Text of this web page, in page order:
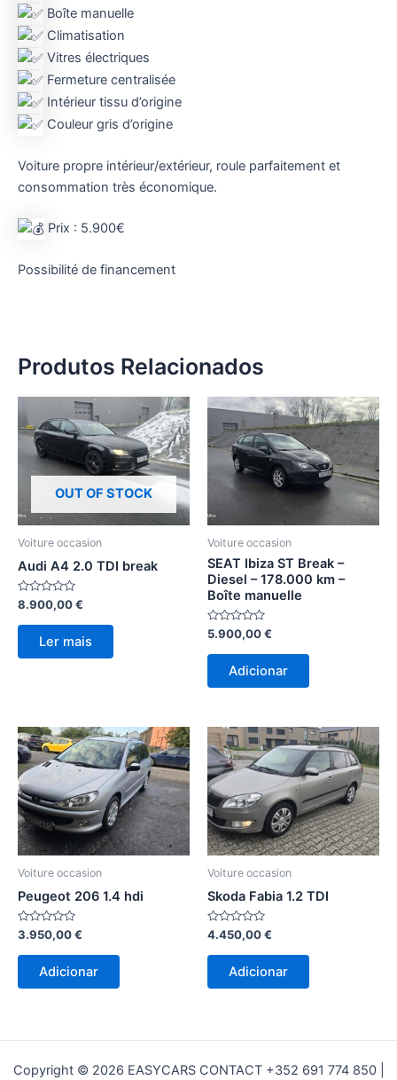
Boîte manuelle
Climatisation
Vitres électriques
Fermeture centralisée
Intérieur tissu d’origine
Couleur gris d’origine
Voiture propre intérieur/extérieur, roule parfaitement et
consommation très économique.
Prix : 5.900€
Possibilité de financement
Produtos Relacionados
OUT OF STOCK
Voiture occasion
Audi A4 2.0 TDI break
Avaliação
de
8.900,00€
Ler mais
Voiture occasion
SEAT Ibiza ST Break –
Diesel – 178.000 km –
Boîte manuelle
Avaliação
de
5.900,00€
Adicionar
Voiture occasion
Peugeot 206 1.4 hdi
Avaliação
de
3.950,00€
Adicionar
Voiture occasion
Skoda Fabia 1.2 TDI
Avaliação
de
4.450,00€
Adicionar
Copyright © 2026 EASYCARS CONTACT +352 691 774 850 |